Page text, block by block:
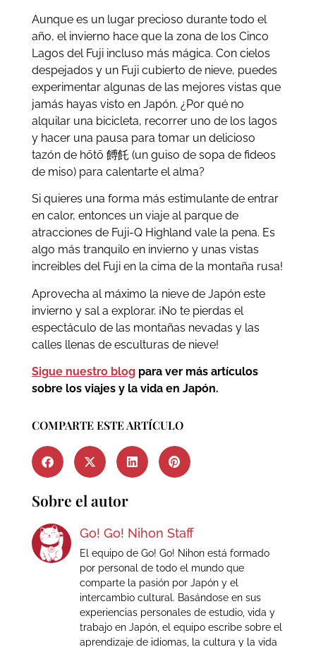
Aunque es un lugar precioso durante todo el
año, el invierno hace que la zona de los Cinco
Lagos del Fuji incluso más mágica. Con cielos
despejados y un Fuji cubierto de nieve, puedes
experimentar algunas de las mejores vistas que
jamás hayas visto en Japón. ¿Por qué no
alquilar una bicicleta, recorrer uno de los lagos
y hacer una pausa para tomar un delicioso
tazón de hōtō 餺飥 (un guiso de sopa de fideos
de miso) para calentarte el alma?
Si quieres una forma más estimulante de entrar
en calor, entonces un viaje al parque de
atracciones de Fuji-Q Highland vale la pena. Es
algo más tranquilo en invierno y unas vistas
increibles del Fuji en la cima de la montaña rusa!
Aprovecha al máximo la nieve de Japón este
invierno y sal a explorar. ¡No te pierdas el
espectáculo de las montañas nevadas y las
calles llenas de esculturas de nieve!
Sigue nuestro blogpara ver más artículos
sobre los viajes y la vida en Japón.
COMPARTE ESTE ARTÍCULO
Sobre el autor
Go! Go! Nihon Staff
El equipo de Go! Go! Nihon está formado
por personal de todo el mundo que
comparte la pasión por Japón y el
intercambio cultural. Basándose en sus
experiencias personales de estudio, vida y
trabajo en Japón, el equipo escribe sobre el
aprendizaje de idiomas, la cultura y la vida